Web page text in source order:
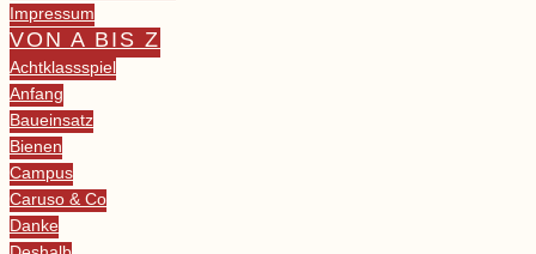
Impressum
VON A BIS Z
Achtklassspiel
Anfang
Baueinsatz
Bienen
Campus
Caruso & Co
Danke